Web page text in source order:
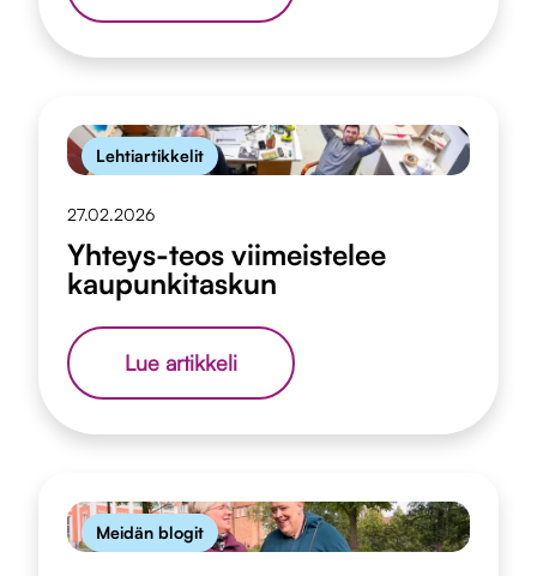
vapaaehtoistyön
sydämessä
Lehtiartikkelit
27.02.2026
Yhteys-teos viimeistelee
kaupunkitaskun
Lue artikkeliYhteys-
viimeistelee
kaupunkitaskun
Meidän blogit